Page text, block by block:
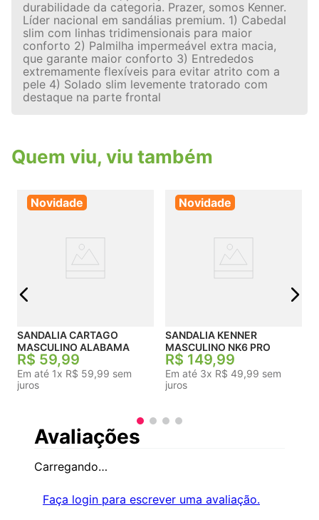
durabilidade da categoria. Prazer, somos Kenner.
Líder nacional em sandálias premium. 1) Cabedal
slim com linhas tridimensionais para maior
conforto 2) Palmilha impermeável extra macia,
que garante maior conforto 3) Entrededos
extremamente flexíveis para evitar atrito com a
pele 4) Solado slim levemente tratorado com
destaque na parte frontal
Quem viu, viu também
Novidade
SANDALIA CARTAGO
MASCULINO ALABAMA
R$ 59,99
Em até 1x R$ 59,99 sem
juros
Novidade
SANDALIA KENNER
MASCULINO NK6 PRO
R$ 149,99
Em até 3x R$ 49,99 sem
juros
Avaliações
Carregando…
Faça login para escrever uma avaliação.